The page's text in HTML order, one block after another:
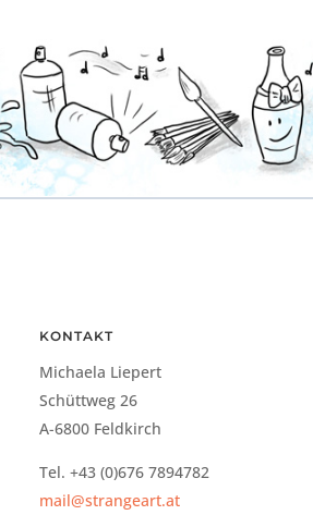
KONTAKT
Michaela Liepert
Schüttweg 26
A-6800 Feldkirch
Tel. +43 (0)676 7894782
mail@strangeart.at